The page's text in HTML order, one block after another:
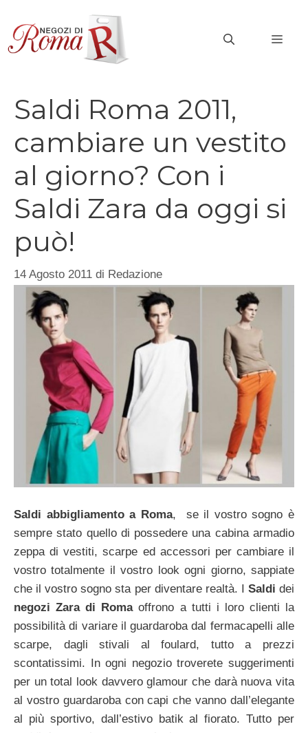
contenuto
Saldi Roma 2011,
cambiare un vestito
al giorno? Con i
Saldi Zara da oggi si
può!
14 Agosto 2011 di Redazione
Saldi abbigliamento a Roma, se il vostro sogno è
sempre stato quello di possedere una cabina armadio
zeppa di vestiti, scarpe ed accessori per cambiare il
vostro totalmente il vostro look ogni giorno, sappiate
che il vostro sogno sta per diventare realtà. I Saldi dei
negozi Zara di Romaoffrono a tutti i loro clienti la
possibilità di variare il guardaroba dal fermacapelli alle
scarpe, dagli stivali al foulard, tutto a prezzi
scontatissimi. In ogni negozio troverete suggerimenti
per un total look davvero glamour che darà nuova vita
al vostro guardaroba con capi che vanno dall’elegante
al più sportivo, dall’estivo batik al fiorato. Tutto per